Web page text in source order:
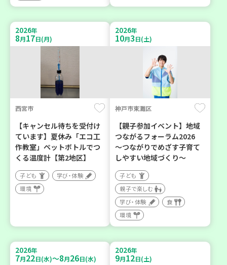
2026年
8月17日(月)
西宮市
【キャンセル待ちを受付け
ています】夏休み「エコ工
作教室」ペットボトルでつ
くる温度計【第2地区】
子ども
学び・体験
環境
2026年
10月3日(土)
神戸市東灘区
【親子参加イベント】地域
つながるフォーラム2026
～つながりでめざす子育て
しやすい地域づくり～
子ども
親子で楽しむ
学び・体験
食
環境
2026年
7月22日(水)～8月26日(水)
2026年
9月12日(土)